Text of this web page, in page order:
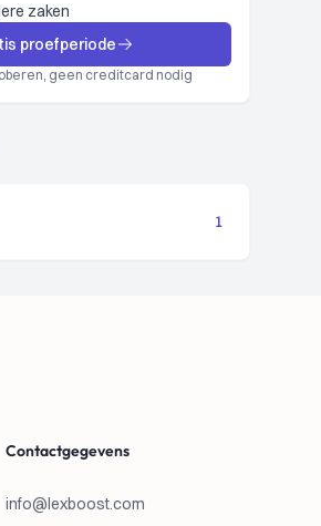
zaken
proefperiode
geen creditcard nodig
1
Contactgegevens
info@lexboost.com